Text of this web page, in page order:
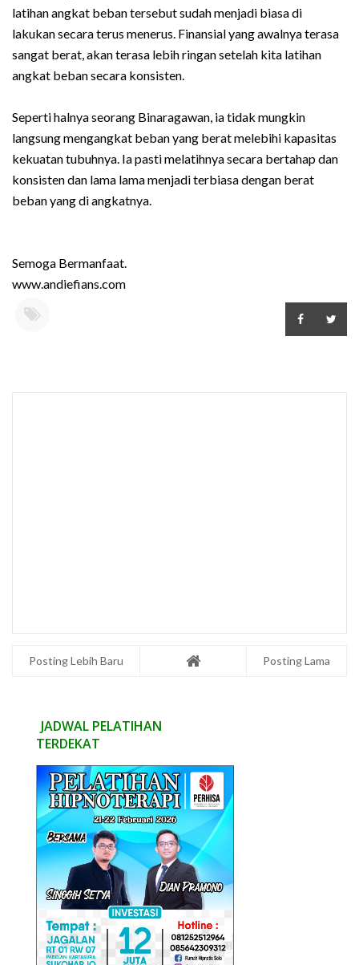
latihan angkat beban tersebut sudah menjadi biasa di
lakukan secara terus menerus. Finansial yang awalnya terasa
sangat berat, akan terasa lebih ringan setelah kita latihan
angkat beban secara konsisten.
Seperti halnya seorang Binaragawan, ia tidak mungkin
langsung mengangkat beban yang berat melebihi kapasitas
kekuatan tubuhnya. Ia pasti melatihnya secara bertahap dan
konsisten dan lama lama menjadi terbiasa dengan berat
beban yang di angkatnya.
Semoga Bermanfaat.
www.andiefians.com
Posting Lebih Baru Posting Lama
JADWAL PELATIHAN
TERDEKAT